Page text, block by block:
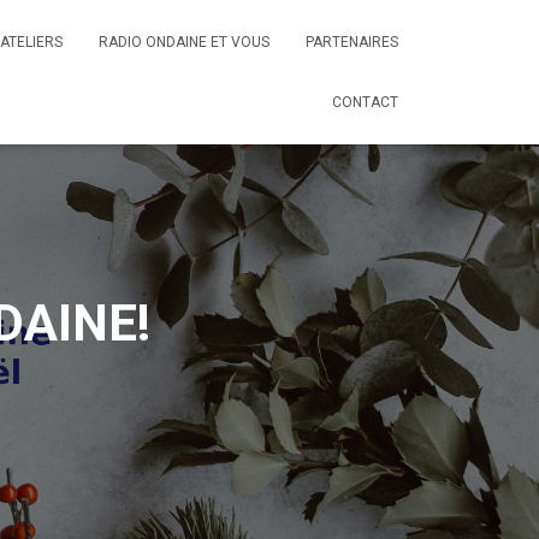
ATELIERS RADIO ONDAINE ET VOUS PARTENAIRES
CONTACT